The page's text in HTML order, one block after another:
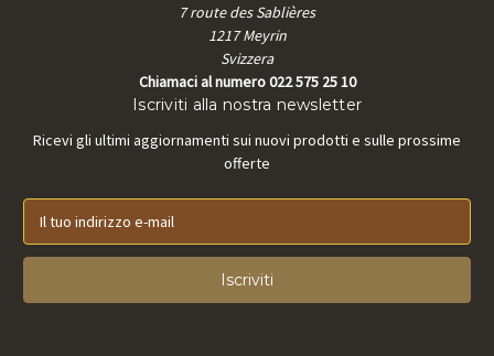
7 route des Sablières
1217 Meyrin
Svizzera
Chiamaci al numero 022 575 25 10
Iscriviti alla nostra newsletter
Ricevi gli ultimi aggiornamenti sui nuovi prodotti e sulle prossime
offerte
I
d
r